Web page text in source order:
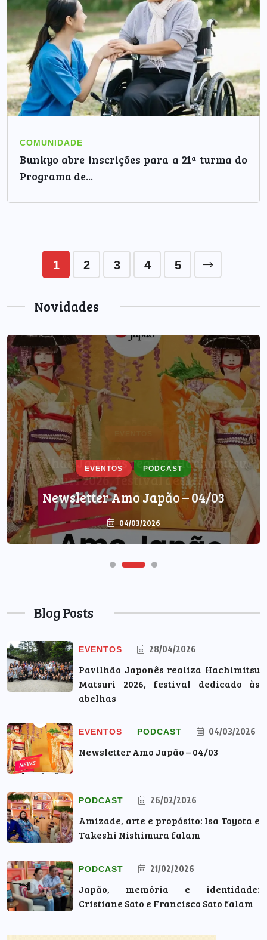
COMUNIDADE
Bunkyo abre inscrições para a 21ª turma do
Programa de...
1 2 3 4 5
Novidades
EVENTOS PODCAST
Newsletter Amo Japão – 04/03
04/03/2026
Blog Posts
EVENTOS 28/04/2026
Pavilhão Japonês realiza Hachimitsu
Matsuri 2026, festival dedicado às
abelhas
EVENTOS PODCAST 04/03/2026
Newsletter Amo Japão – 04/03
PODCAST 26/02/2026
Amizade, arte e propósito: Isa Toyota e
Takeshi Nishimura falam
PODCAST 21/02/2026
Japão, memória e identidade:
Cristiane Sato e Francisco Sato falam